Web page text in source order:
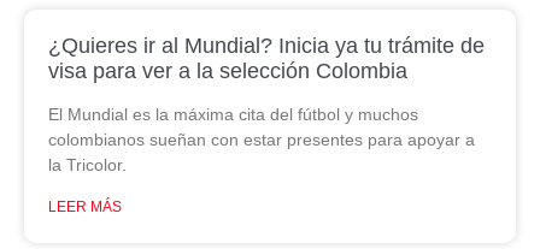
¿Quieres ir al Mundial? Inicia ya tu trámite de
visa para ver a la selección Colombia
El Mundial es la máxima cita del fútbol y muchos
colombianos sueñan con estar presentes para apoyar a
la Tricolor.
LEER MÁS